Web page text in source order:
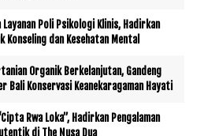
Layanan Poli Psikologi Klinis, Hadirkan
Konseling dan Kesehatan Mental
Organik Berkelanjutan, Gandeng
Bali Konservasi Keanekaragaman Hayati
Rwa Loka”, Hadirkan Pengalaman
di The Nusa Dua